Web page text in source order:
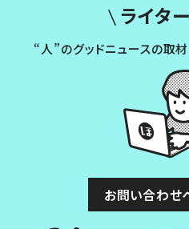
ライタ
“人”のグッドニュースの取
お問い合わせ